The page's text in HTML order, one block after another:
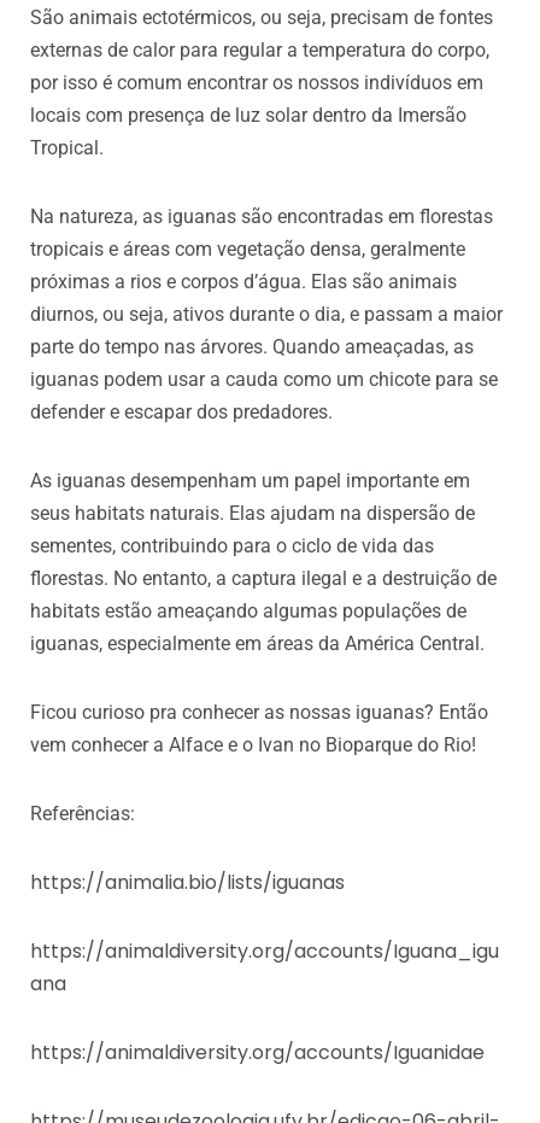
São animais ectotérmicos, ou seja, precisam de fontes
externas de calor para regular a temperatura do corpo,
por isso é comum encontrar os nossos indivíduos em
locais com presença de luz solar dentro da Imersão
Tropical.
Na natureza, as iguanas são encontradas em florestas
tropicais e áreas com vegetação densa, geralmente
próximas a rios e corpos d’água. Elas são animais
diurnos, ou seja, ativos durante o dia, e passam a maior
parte do tempo nas árvores. Quando ameaçadas, as
iguanas podem usar a cauda como um chicote para se
defender e escapar dos predadores.
As iguanas desempenham um papel importante em
seus habitats naturais. Elas ajudam na dispersão de
sementes, contribuindo para o ciclo de vida das
florestas. No entanto, a captura ilegal e a destruição de
habitats estão ameaçando algumas populações de
iguanas, especialmente em áreas da América Central.
Ficou curioso pra conhecer as nossas iguanas? Então
vem conhecer a Alface e o Ivan no Bioparque do Rio!
Referências:
https://animalia.bio/lists/iguanas
https://animaldiversity.org/accounts/Iguana_igu
ana
https://animaldiversity.org/accounts/Iguanidae